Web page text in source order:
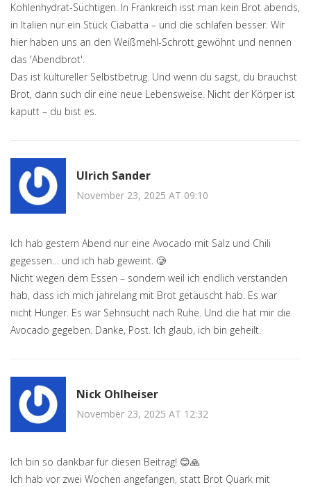
Kohlenhydrat-Süchtigen. In Frankreich isst man kein Brot abends,
in Italien nur ein Stück Ciabatta – und die schlafen besser. Wir
hier haben uns an den Weißmehl-Schrott gewöhnt und nennen
das 'Abendbrot'.
Das ist kultureller Selbstbetrug. Und wenn du sagst, du brauchst
Brot, dann such dir eine neue Lebensweise. Nicht der Körper ist
kaputt – du bist es.
Ulrich Sander
November 23, 2025 AT 09:10
Ich hab gestern Abend nur eine Avocado mit Salz und Chili
gegessen… und ich hab geweint. 🥲
Nicht wegen dem Essen – sondern weil ich endlich verstanden
hab, dass ich mich jahrelang mit Brot getäuscht hab. Es war
nicht Hunger. Es war Sehnsucht nach Ruhe. Und die hat mir die
Avocado gegeben. Danke, Post. Ich glaub, ich bin geheilt.
Nick Ohlheiser
November 23, 2025 AT 12:32
Ich bin so dankbar für diesen Beitrag! 😊🙏
Ich hab vor zwei Wochen angefangen, statt Brot Quark mit